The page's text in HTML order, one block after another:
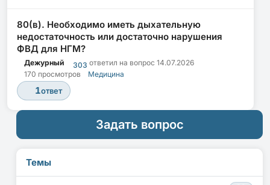
80(в). Необходимо иметь дыхательную
недостаточность или достаточно нарушения
ФВД для НГМ?
Дежурный 303 ответил на вопрос 14.07.2026
170 просмотров
Медицина
1ответ
Задать вопрос
Темы